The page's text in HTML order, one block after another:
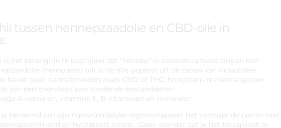
tussen hennepzaadolie en CBD-olie in
het belangrijk te begrijpen dat “hennep” in cosmetica twee dingen kan
(hemp seed oil) is de olie geperst uit de zaden van industriële
bevat geen cannabinoïden zoals CBD of THC, hoogstens minieme sporen .
zijn een overvloed aan voedende bestanddelen:
6-vetzuren, vitamine E, B-vitaminen en mineralen .
is beroemd om zijn huidvriendelijke eigenschappen: het verstopt de poriën niet,
en hydrateert intens . Geen wonder dat je het terugvindt in